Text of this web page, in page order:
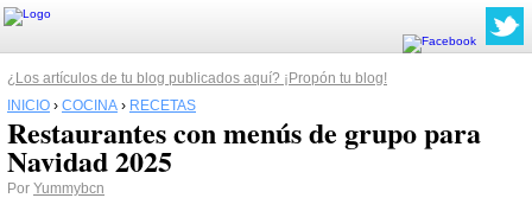
¿Los artículos de tu blog publicados aquí? ¡Propón tu blog!
INICIO › COCINA › RECETAS
Restaurantes con menús de grupo para
Navidad 2025
Por Yummybcn